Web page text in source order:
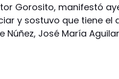
Gorosito, manifestó
y sostuvo que tiene el
José María